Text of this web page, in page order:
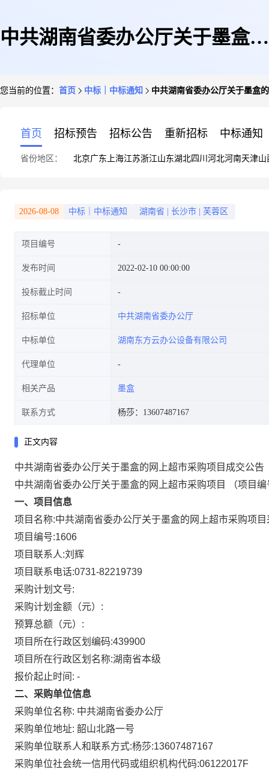
中共湖南省委办公厅关于墨盒的
您当前的位置： 首页 中标｜中标通知 中共湖南省委办公厅关于墨盒
首页 招标预告 招标公告 重新招标 中标通知
省份地区： 北京广东 上海江苏浙江山东湖北四川 河北河南天津山
2026-08-08 中标｜中标通知 湖南省 长沙市 芙蓉区
项目编号
发布时间 2022-02-10 00:00:00
投标截止时间
招标单位 中共湖南省委办公厅
中标单位 湖南东方云办公设备有限公司
代理单位
相关产品 墨盒
联系方式 杨莎：13607487167
正文内容
中共湖南省委办公厅关于墨盒的网上超市采购项目成交公告
中共湖南省委办公厅关于墨盒的网上超市采购项目
（项目编
一、项目信息
项目名称:中共湖南省委办公厅关于墨盒的网上超市采购项目
项目编号:1606
项目联系人:刘辉
项目联系电话:0731-82219739
采购计划文号:
采购计划金额（元）:
预算总额（元）:
项目所在行政区划编码:439900
项目所在行政区划名称:湖南省本级
报价起止时间: -
二、采购单位信息
采购单位名称: 中共湖南省委办公厅
采购单位地址: 韶山北路一号
采购单位联系人和联系方式:杨莎:13607487167
采购单位社会统一信用代码或组织机构代码:06122017F